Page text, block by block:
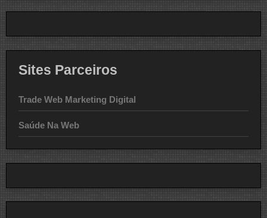
Sites Parceiros
Trade Web Marketing Digital
Saúde Na Web